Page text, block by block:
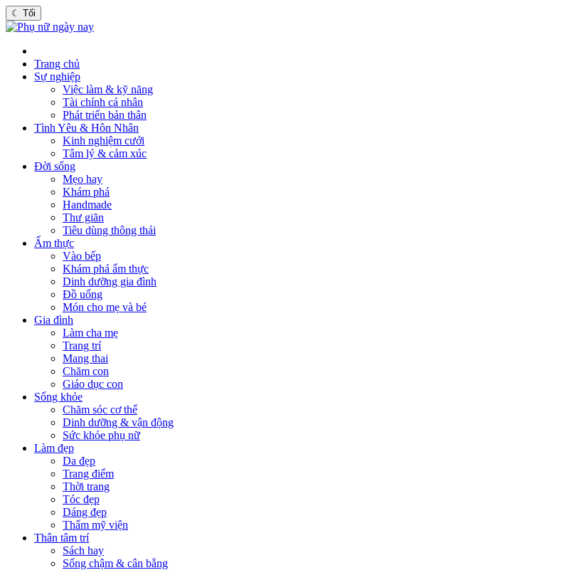
☾ Tối
Trang chủ
Sự nghiệp
Việc làm & kỹ năng
Tài chính cá nhân
Phát triển bản thân
Tình Yêu & Hôn Nhân
Kinh nghiệm cưới
Tâm lý & cảm xúc
Đời sống
Mẹo hay
Khám phá
Handmade
Thư giãn
Tiêu dùng thông thái
Ẩm thực
Vào bếp
Khám phá ẩm thực
Dinh dưỡng gia đình
Đồ uống
Món cho mẹ và bé
Gia đình
Làm cha mẹ
Trang trí
Mang thai
Chăm con
Giáo dục con
Sống khỏe
Chăm sóc cơ thể
Dinh dưỡng & vận động
Sức khỏe phụ nữ
Làm đẹp
Da đẹp
Trang điểm
Thời trang
Tóc đẹp
Dáng đẹp
Thẩm mỹ viện
Thân tâm trí
Sách hay
Sống chậm & cân bằng